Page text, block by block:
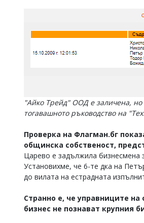
"Айко Трейд" ООД е заличена,
тогавашното ръководство на
Проверка на Флагман.бг
общинска собственост,
Царево е задължила бизнесмена
Установихме, че 6-те дка на
до вилата на естрадната
Странно е, че управниците
бизнес не познават крупния